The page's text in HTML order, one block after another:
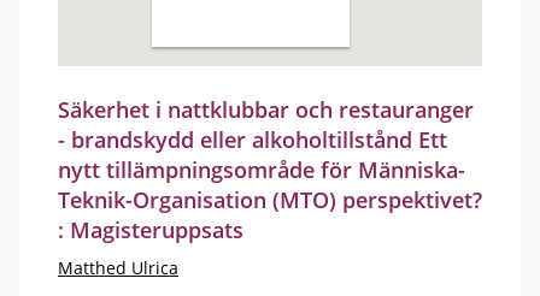
Säkerhet i nattklubbar och restauranger
- brandskydd eller alkoholtillstånd Ett
nytt tillämpningsområde för Människa-
Teknik-Organisation (MTO) perspektivet?
: Magisteruppsats
Matthed Ulrica